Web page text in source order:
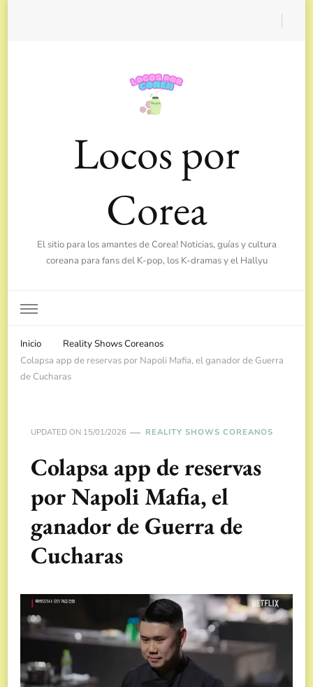
Locos por
Corea
El sitio para los amantes de Corea! Noticias, guías y cultura
coreana para fans del K-pop, los K-dramas y el Hallyu
Inicio
Reality Shows Coreanos
Colapsa app de reservas por Napoli Mafia, el ganador de Guerra
de Cucharas
UPDATED ON 15/01/2026 REALITY SHOWS COREANOS
Colapsa app de reservas
por Napoli Mafia, el
ganador de Guerra de
Cucharas